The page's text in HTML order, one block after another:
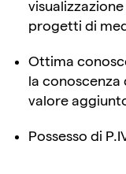
progetti di
Ottima
la conoscenza
valore
Possesso di